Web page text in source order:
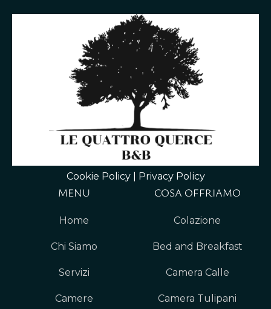
Cookie Policy Privacy Policy
MENU
Home
Chi Siamo
Servizi
Camere
COSA OFFRIAMO
Colazione
Bed and Breakfast
Camera Calle
Camera Tulipani